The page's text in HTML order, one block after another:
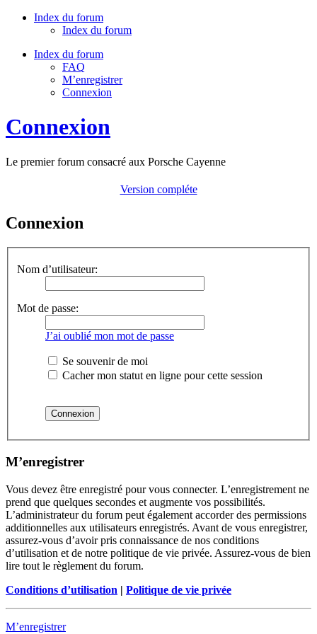
Index du forum
Index du forum
Index du forum
FAQ
M’enregistrer
Connexion
Connexion
Le premier forum consacré aux Porsche Cayenne
Version compléte
Connexion
Nom d’utilisateur:
Mot de passe:
J’ai oublié mon mot de passe
Se souvenir de moi
Cacher mon statut en ligne pour cette session
M’enregistrer
Vous devez être enregistré pour vous connecter. L’enregistrement ne
prend que quelques secondes et augmente vos possibilités.
L’administrateur du forum peut également accorder des permissions
additionnelles aux utilisateurs enregistrés. Avant de vous enregistrer,
assurez-vous d’avoir pris connaissance de nos conditions
d’utilisation et de notre politique de vie privée. Assurez-vous de bien
lire tout le règlement du forum.
Conditions d’utilisation | Politique de vie privée
M’enregistrer